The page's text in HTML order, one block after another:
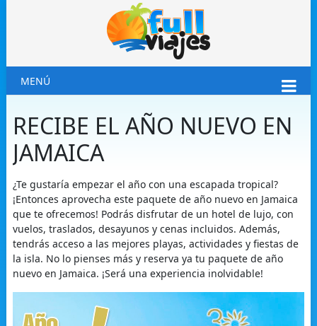
MENÚ
RECIBE EL AÑO NUEVO EN
JAMAICA
¿Te gustaría empezar el año con una escapada tropical?
¡Entonces aprovecha este paquete de año nuevo en Jamaica
que te ofrecemos! Podrás disfrutar de un hotel de lujo, con
vuelos, traslados, desayunos y cenas incluidos. Además,
tendrás acceso a las mejores playas, actividades y fiestas de
la isla. No lo pienses más y reserva ya tu paquete de año
nuevo en Jamaica. ¡Será una experiencia inolvidable!